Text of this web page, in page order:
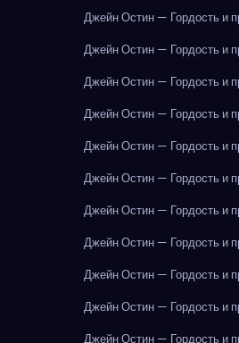
Джейн Остин — Гордость и
Джейн Остин — Гордость и
Джейн Остин — Гордость и
Джейн Остин — Гордость и
Джейн Остин — Гордость и
Джейн Остин — Гордость и
Джейн Остин — Гордость и
Джейн Остин — Гордость и
Джейн Остин — Гордость и
Джейн Остин — Гордость и
Джейн Остин — Гордость и